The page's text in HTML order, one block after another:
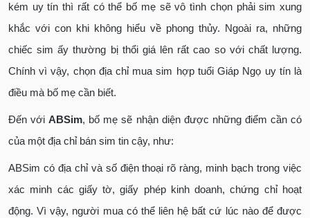
kém uy tín thì rất có thể bố mẹ sẽ vô tình chọn phải sim xung
khắc với con khi không hiểu về phong thủy. Ngoài ra, những
chiếc sim ấy thường bị thổi giá lên rất cao so với chất lượng.
Chính vì vậy, chọn địa chỉ mua sim hợp tuổi Giáp Ngọ uy tín là
điều mà bố mẹ cần biết.
Đến vớiABSim, bố mẹ sẽ nhận diện được những điểm cần có
của một địa chỉ bán sim tin cậy, như:
ABSim có địa chỉ và số điện thoại rõ ràng, minh bạch trong việc
xác minh các giấy tờ, giấy phép kinh doanh, chứng chỉ hoạt
động. Vì vậy, người mua có thể liên hệ bất cứ lúc nào để được